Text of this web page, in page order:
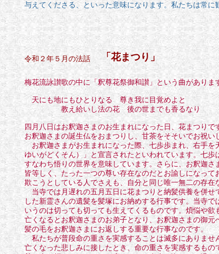
与えてくださる、といった意味になります。私たちは常に
令和２年５月の法話 「花まつり」
梅花流詠讃歌の中に「釈尊花祭御和讃」という曲がありま
天にも地にもひとりなる 尊き我に目覚めよと
教え給いし法の花 後の世までも香るなり
四月八日はお釈迦さまのお生まれになった日、花まつり
お釈迦さまの誕生仏をおまつりし、甘茶をそそいでお祝い
お釈迦さまがお生まれになった際、七歩歩まれ、右手を
ゆいがどくそん）」と宣言されたといわれています。七
すなわち悟りの世界を意味しています。さらに、お釈迦
皆等しく、たった一つの尊い存在なのだとお諭しになっ
欺こうとしている人でさえも、自分と同じ唯一無二の存
当寺では月遅れの五月五日に花まつりと納髪供養を併せ
した新霊さんの遺髪を髪塚にお納めする行事です。当寺
いうのは切っても切っても生えてくるものです。煩悩や
亡くなるとお釈迦さまのお弟子となり、お釈迦さまの御
髪の毛をお釈迦さまにお返しする重要な行事なのです。
私たちが普段命の重さを実感することは滅多にありませ
亡く なった悲しみに接したとき、命の重さを実感するも